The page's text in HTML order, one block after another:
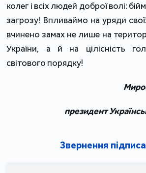
колег і всіх людей доброї волі:
загрозу! Впливаймо на уряди
вчинено замах не лише на
України, а й на цілісність
світового порядку!
президент
Звернення